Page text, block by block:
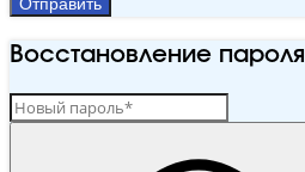
Отправить
Восстановление пароля